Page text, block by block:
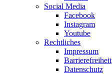
Social Media
Facebook
Instagram
Youtube
Rechtliches
Impressum
Barrierefreiheit
Datenschutz